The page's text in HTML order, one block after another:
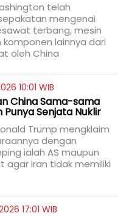
telah
mengenai
terbang, mesin
lainnya dari
oleh China
10:01 WIB
China Sama-sama
Punya Senjata Nuklir
Trump mengklaim
dengan
ialah AS maupun
agar Iran tidak memiliki
17:01 WIB